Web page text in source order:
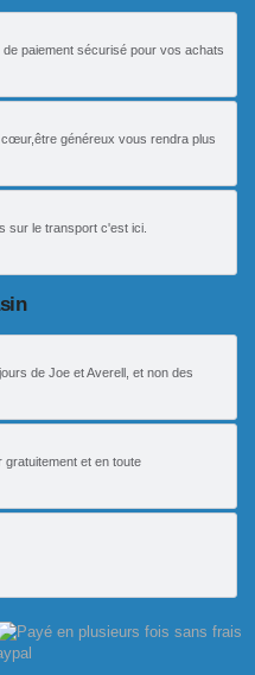
paiement sécurisé pour vos achats
généreux vous rendra plus
sur le transport c'est ici.
de Joe et Averell, et non des
et en toute